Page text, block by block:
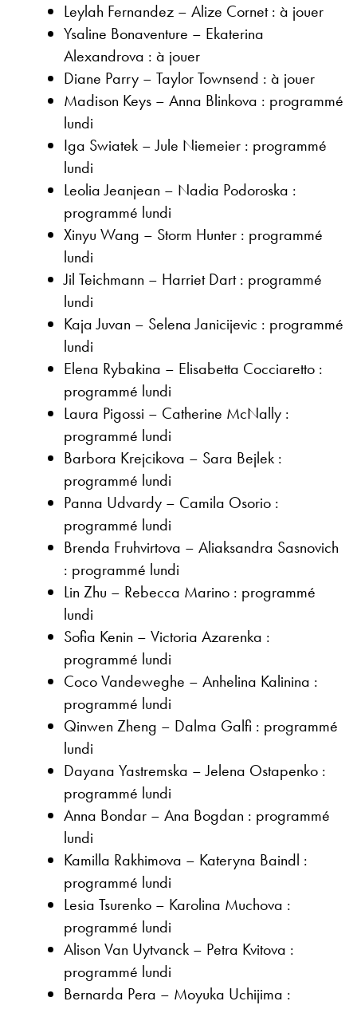
Leylah Fernandez – Alize Cornet : à jouer
Ysaline Bonaventure – Ekaterina
Alexandrova : à jouer
Diane Parry – Taylor Townsend : à jouer
Madison Keys – Anna Blinkova : programmé
lundi
Iga Swiatek – Jule Niemeier : programmé
lundi
Leolia Jeanjean – Nadia Podoroska :
programmé lundi
Xinyu Wang – Storm Hunter : programmé
lundi
Jil Teichmann – Harriet Dart : programmé
lundi
Kaja Juvan – Selena Janicijevic : programmé
lundi
Elena Rybakina – Elisabetta Cocciaretto :
programmé lundi
Laura Pigossi – Catherine McNally :
programmé lundi
Barbora Krejcikova – Sara Bejlek :
programmé lundi
Panna Udvardy – Camila Osorio :
programmé lundi
Brenda Fruhvirtova – Aliaksandra Sasnovich
: programmé lundi
Lin Zhu – Rebecca Marino : programmé
lundi
Sofia Kenin – Victoria Azarenka :
programmé lundi
Coco Vandeweghe – Anhelina Kalinina :
programmé lundi
Qinwen Zheng – Dalma Galfi : programmé
lundi
Dayana Yastremska – Jelena Ostapenko :
programmé lundi
Anna Bondar – Ana Bogdan : programmé
lundi
Kamilla Rakhimova – Kateryna Baindl :
programmé lundi
Lesia Tsurenko – Karolina Muchova :
programmé lundi
Alison Van Uytvanck – Petra Kvitova :
programmé lundi
Bernarda Pera – Moyuka Uchijima :